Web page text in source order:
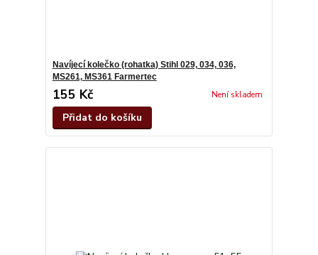
Navíjecí kolečko (rohatka) Stihl 029, 034, 036,
MS261, MS361 Farmertec
155 Kč Není skladem
Přidat do košíku